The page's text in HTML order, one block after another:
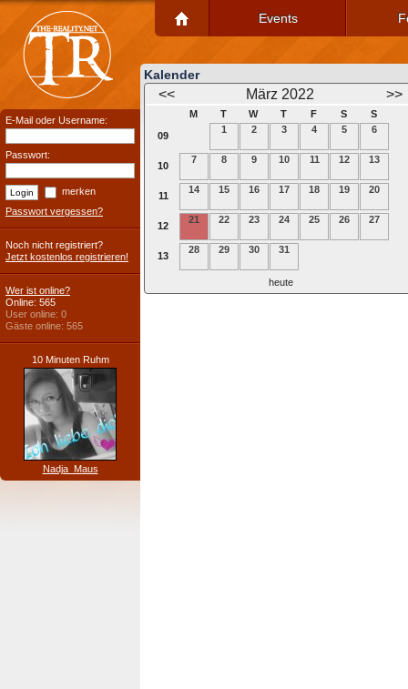
Events
Kalender
<< März 2022 >>
M T W T F S
S
09
1 2 3 4 5 6
10
7 8 9 10 11 12 13
11
14 15 16 17 18 19 20
12
21 22 23 24 25 26 27
13
28 29 30 31
heute
E-Mail oder Username:
Passwort:
merken
Passwort vergessen?
Noch nicht registriert?
Jetzt kostenlos registrieren!
Wer ist online?
Online: 565
User online: 0
Gäste online: 565
10 Minuten Ruhm
Nadja_Maus